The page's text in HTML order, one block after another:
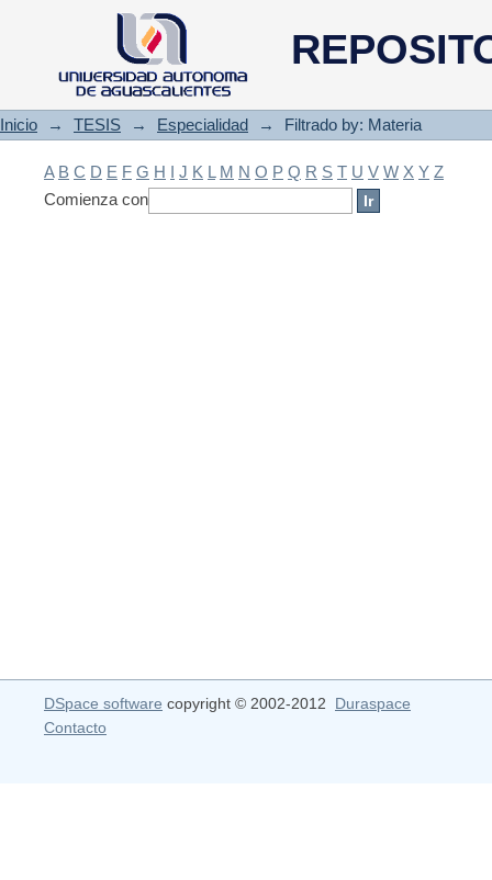
Filtrado by: Materia
Inicio → TESIS → Especialidad → Filtrado by: Materia
A B C D E F G H I J K L M N O P Q R S T U V W X Y Z
Comienza con
DSpace software copyright © 2002-2012 Duraspace
Contacto